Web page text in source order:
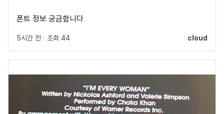
폰트 정보 궁금함니다
5시간 전 조회 44 cloud